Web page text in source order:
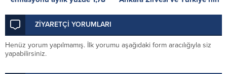
ZİYARETÇİ YORUMLARI
Henüz yorum yapılmamış. İlk yorumu aşağıdaki form aracılığıyla siz
yapabilirsiniz.